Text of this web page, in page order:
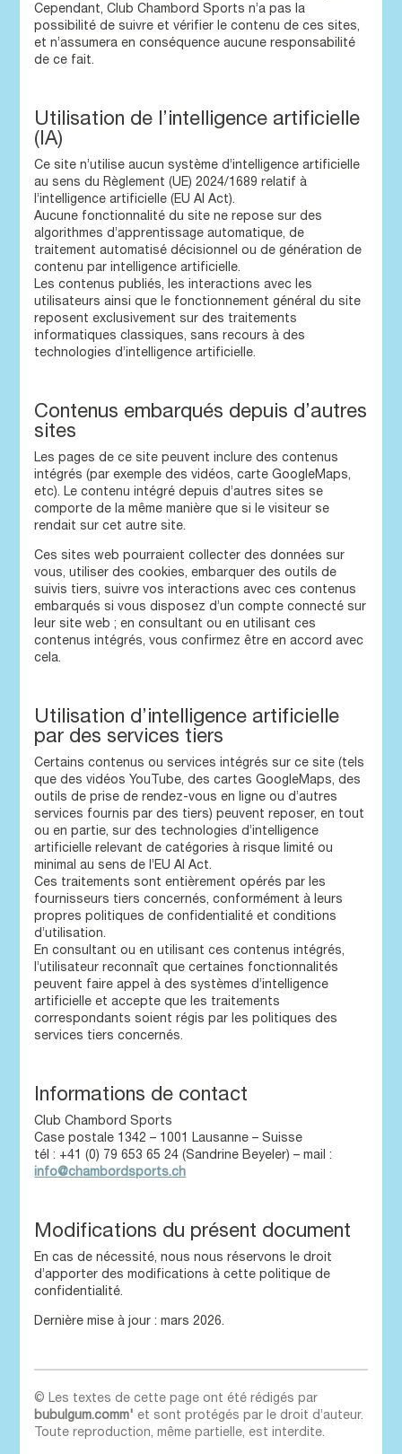
Cependant, Club Chambord Sports n’a pas la
possibilité de suivre et vérifier le contenu de ces sites,
et n’assumera en conséquence aucune responsabilité
de ce fait.
Utilisation de l’intelligence artificielle
(IA)
Ce site n’utilise aucun système d’intelligence artificielle
au sens du Règlement (UE) 2024/1689 relatif à
l’intelligence artificielle (EU AI Act).
Aucune fonctionnalité du site ne repose sur des
algorithmes d’apprentissage automatique, de
traitement automatisé décisionnel ou de génération de
contenu par intelligence artificielle.
Les contenus publiés, les interactions avec les
utilisateurs ainsi que le fonctionnement général du site
reposent exclusivement sur des traitements
informatiques classiques, sans recours à des
technologies d’intelligence artificielle.
Contenus embarqués depuis d’autres
sites
Les pages de ce site peuvent inclure des contenus
intégrés (par exemple des vidéos, carte GoogleMaps,
etc). Le contenu intégré depuis d’autres sites se
comporte de la même manière que si le visiteur se
rendait sur cet autre site.
Ces sites web pourraient collecter des données sur
vous, utiliser des cookies, embarquer des outils de
suivis tiers, suivre vos interactions avec ces contenus
embarqués si vous disposez d’un compte connecté sur
leur site web ; en consultant ou en utilisant ces
contenus intégrés, vous confirmez être en accord avec
cela.
Utilisation d’intelligence artificielle
par des services tiers
Certains contenus ou services intégrés sur ce site (tels
que des vidéos YouTube, des cartes GoogleMaps, des
outils de prise de rendez-vous en ligne ou d’autres
services fournis par des tiers) peuvent reposer, en tout
ou en partie, sur des technologies d’intelligence
artificielle relevant de catégories à risque limité ou
minimal au sens de l’EU AI Act.
Ces traitements sont entièrement opérés par les
fournisseurs tiers concernés, conformément à leurs
propres politiques de confidentialité et conditions
d’utilisation.
En consultant ou en utilisant ces contenus intégrés,
l’utilisateur reconnaît que certaines fonctionnalités
peuvent faire appel à des systèmes d’intelligence
artificielle et accepte que les traitements
correspondants soient régis par les politiques des
services tiers concernés.
Informations de contact
Club Chambord Sports
Case postale 1342 – 1001 Lausanne – Suisse
tél : +41 (0) 79 653 65 24 (Sandrine Beyeler) – mail :
info@chambordsports.ch
Modifications du présent document
En cas de nécessité, nous nous réservons le droit
d’apporter des modifications à cette politique de
confidentialité.
Dernière mise à jour : mars 2026.
© Les textes de cette page ont été rédigés par
bubulgum.comm' et sont protégés par le droit d’auteur.
Toute reproduction, même partielle, est interdite.